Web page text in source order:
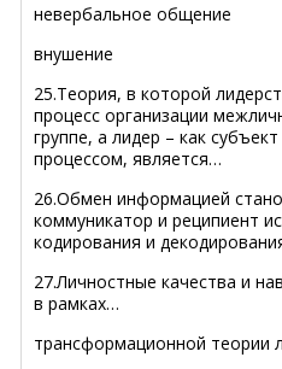
невербальное общение
внушение
25.Теория, в которой
процесс организации
группе, а лидер – как
процессом, является…
26.Обмен информацией
коммуникатор и реципиент
кодирования и
27.Личностные качества и
в рамках…
трансформационной теории